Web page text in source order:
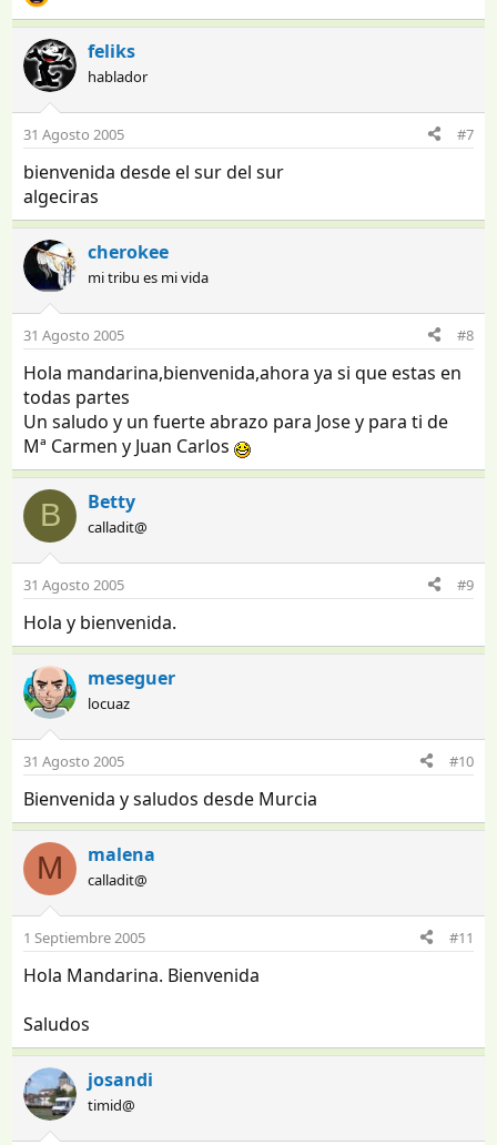
feliks
hablador
31 Agosto 2005 #7
bienvenida desde el sur del sur
algeciras
cherokee
mi tribu es mi vida
31 Agosto 2005 #8
Hola mandarina,bienvenida,ahora ya si que estas en
todas partes
Un saludo y un fuerte abrazo para Jose y para ti de
Mª Carmen y Juan Carlos
B Betty
calladit@
31 Agosto 2005 #9
Hola y bienvenida.
meseguer
locuaz
31 Agosto 2005 #10
Bienvenida y saludos desde Murcia
M malena
calladit@
1 Septiembre 2005 #11
Hola Mandarina. Bienvenida
Saludos
josandi
timid@